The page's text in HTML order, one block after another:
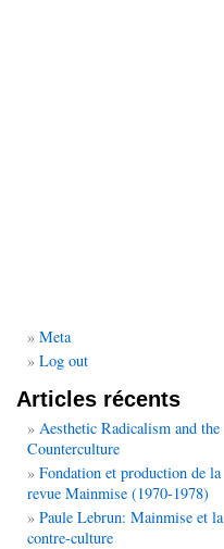
Meta
Log out
Articles récents
Aesthetic Radicalism and the
Counterculture
Fondation et production de la
revue Mainmise (1970-1978)
Paule Lebrun: Mainmise et la
contre-culture